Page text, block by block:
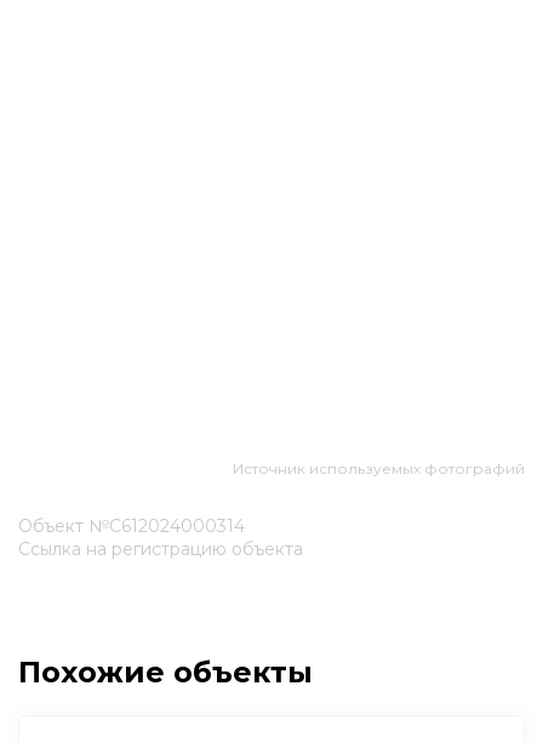
Источник используемых фотографий
Объект №С612024000314
Ссылка на регистрацию объекта
Похожие объекты